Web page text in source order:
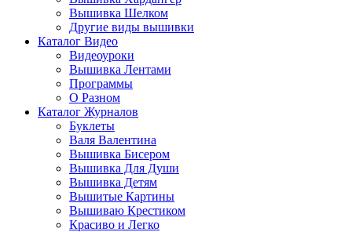
Вышивка Шелком
Другие виды вышивки
Каталог Видео
Видеоуроки
Вышивка Лентами
Программы
О Разном
Каталог Журналов
Буклеты
Валя Валентина
Вышивка Бисером
Вышивка Для Души
Вышивка Детям
Вышитые Картины
Вышиваю Крестиком
Красиво и Легко